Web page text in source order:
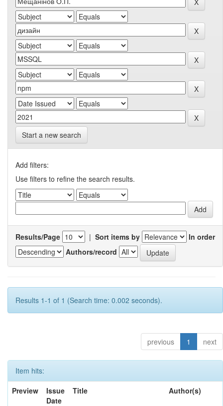
Start a new search
Add filters:
Use filters to refine the search results.
Results/Page | Sort items by
In order
Authors/record
Results 1-1 of 1 (Search time: 0.002 seconds).
previous 1 next
Item hits:
Preview
Issue
Date
Title Author(s)